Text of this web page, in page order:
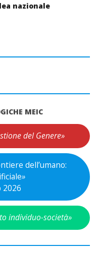
nazionale
MEIC
del Genere»
dell’umano:
»
2026
individuo-società»